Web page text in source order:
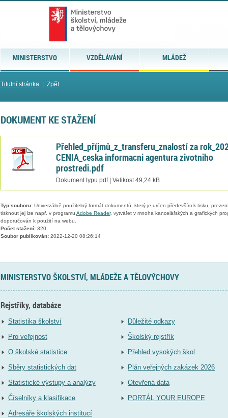
MINISTERSTVO VZDĚLÁVÁNÍ MLÁDEŽ
Titulní stránka| Zpět
DOKUMENT KE STAŽENÍ
Přehled_příjmů_z_transferu_znalostí za
CENIA_ceska informacni agentura zivotniho
prostredi.pdf
Dokument typu pdf | Velikost 49,24 kB
Typ souboru:Univerzálně použitelný formát dokumentů, který je určen především k tisku,
tisknout jej lze např. v programu Adobe Reader, vytvářet v mnoha kancelářských a grafických
doporučován k použití na webu.
Počet stažení:320
Soubor publikován:2022-12-20 08:26:14
MINISTERSTVO ŠKOLSTVÍ, MLÁDEŽE A TĚLOVÝCHOVY
Rejstříky, databáze
Statistika školství
Pro veřejnost
O školské statistice
Sběry statistických dat
Statistické výstupy a analýzy
Číselníky a klasifikace
Adresáře školských institucí
Důležité odkazy
Školský rejstřík
Přehled vysokých škol
Plán veřejných zakázek 2026
Otevřená data
PORTÁL YOUR EUROPE